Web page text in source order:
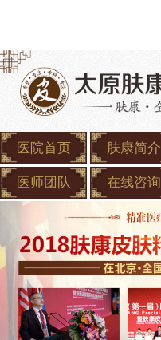
医院首页 肤康简介
医师团队 在线咨询